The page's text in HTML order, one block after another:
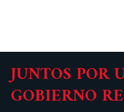
JUNTOS POR
GOBIERNO